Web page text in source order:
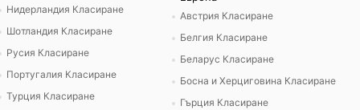
Нидерландия Класиране
Шотландия Класиране
Русия Класиране
Португалия Класиране
Турция Класиране
Австрия Класиране
Белгия Класиране
Беларус Класиране
Босна и Херциговина Класиране
Гърция Класиране